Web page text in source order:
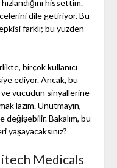
hissettim.
dile getiriyor. Bu
farklı; bu yüzden
birçok kullanıcı
ediyor. Ancak, bu
vücudun sinyallerine
lazım. Unutmayın,
Bakalım, bu
Medicals